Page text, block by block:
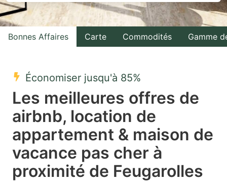
interact
with
the
select
date.
Press
question
mark
interact
with
the
select
a
date.
Press
question
mark
Bonnes Affaires Carte Commodités Gamme
Économiser jusqu'à 85%
Les meilleures offres de
airbnb, location de
appartement & maison de
vacance pas cher à
proximité de Feugarolles